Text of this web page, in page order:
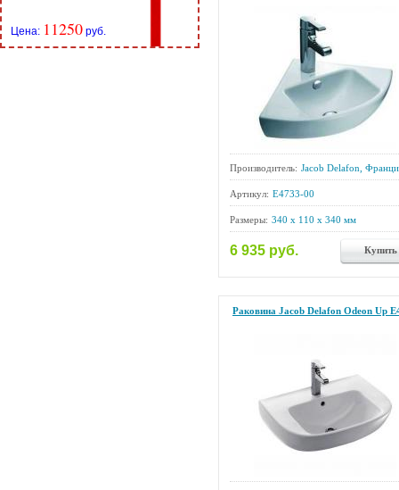
Цена: 11250 руб.
Производитель: Jacob Delafon,
Артикул: E4733-00
Размеры: 340 x 110 x 340 мм
6 935 руб. Купить
Раковина Jacob Delafon Odeon Up